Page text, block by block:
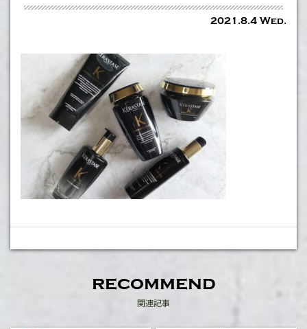
2021.8.4 Wed.
recommend
関連記事